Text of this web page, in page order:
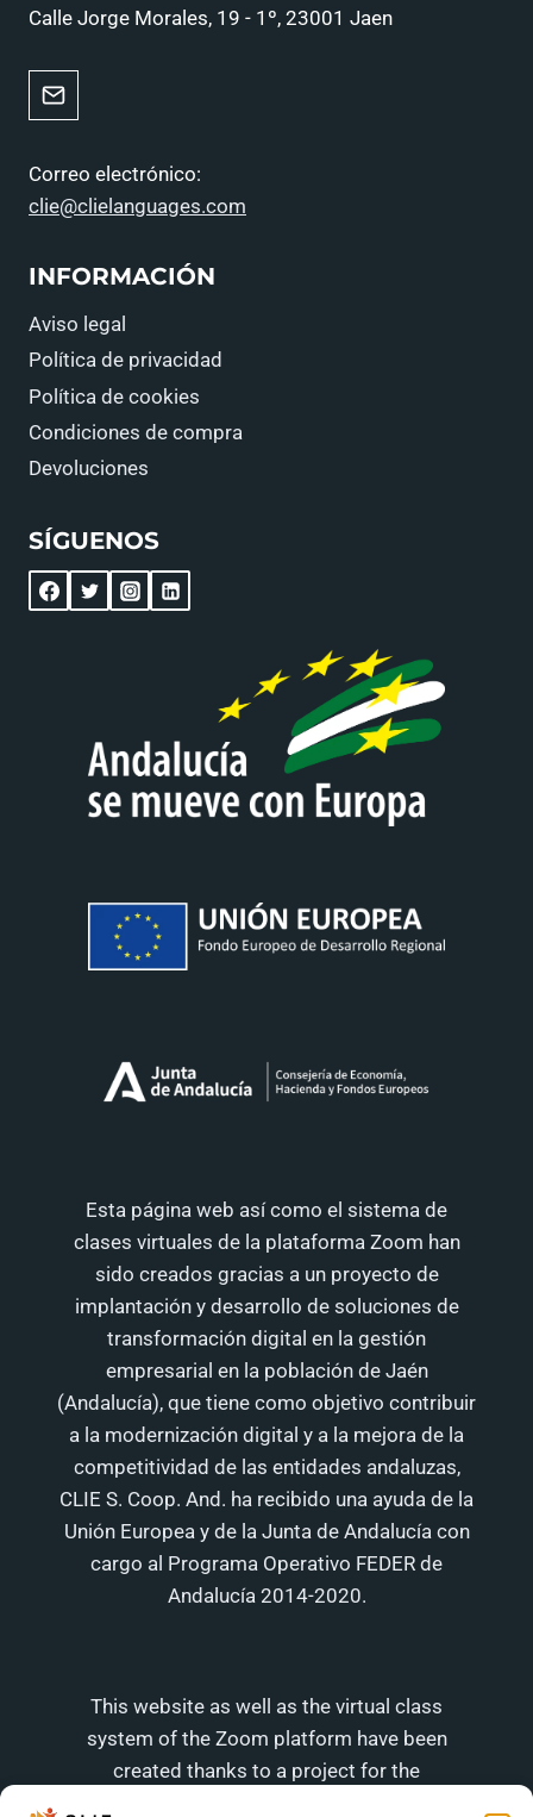
Calle Jorge Morales, 19 - 1º, 23001 Jaen
Correo electrónico:
clie@clielanguages.com
INFORMACIÓN
Aviso legal
Política de privacidad
Política de cookies
Condiciones de compra
Devoluciones
SÍGUENOS
Esta página web así como el sistema de
clases virtuales de la plataforma Zoom han
sido creados gracias a un proyecto de
implantación y desarrollo de soluciones de
transformación digital en la gestión
empresarial en la población de Jaén
(Andalucía), que tiene como objetivo contribuir
a la modernización digital y a la mejora de la
competitividad de las entidades andaluzas,
CLIE S. Coop. And. ha recibido una ayuda de la
Unión Europea y de la Junta de Andalucía con
cargo al Programa Operativo FEDER de
Andalucía 2014-2020.
This website as well as the virtual class
system of the Zoom platform have been
created thanks to a project for the